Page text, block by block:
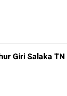
Giri Salaka